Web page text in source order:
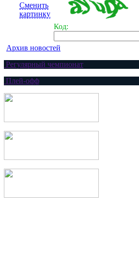
Сменить
картинку
Код:
Архив новостей
Регулярный чемпионат
Плей-офф